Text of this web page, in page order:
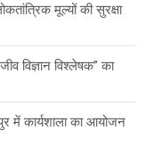
मूल्यों की सुरक्षा
विज्ञान विश्लेषक” का
में कार्यशाला का आयोजन